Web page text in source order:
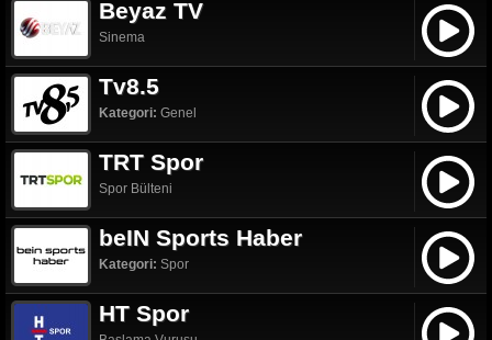
Beyaz TV
Sinema
Tv8.5
Kategori: Genel
TRT Spor
Spor Bülteni
beIN Sports Haber
Kategori: Spor
HT Spor